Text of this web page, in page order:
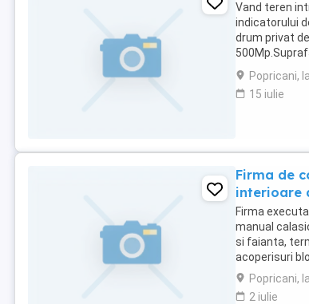
Vand teren
indicatorului
drum privat
Popricani,
15 iulie
Firma de
interioare
Firma
manual
si faianta,
acoperisuri
Popricani,
2 iulie